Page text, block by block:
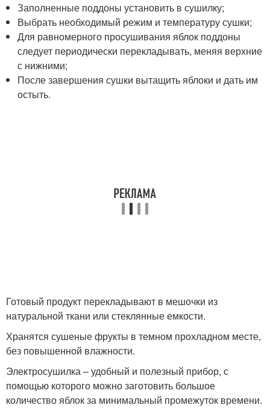
Заполненные поддоны установить в сушилку;
Выбрать необходимый режим и температуру сушки;
Для равномерного просушивания яблок поддоны
следует периодически перекладывать, меняя верхние
с нижними;
После завершения сушки вытащить яблоки и дать им
остыть.
Готовый продукт перекладывают в мешочки из
натуральной ткани или стеклянные емкости.
Хранятся сушеные фрукты в темном прохладном месте,
без повышенной влажности.
Электросушилка – удобный и полезный прибор, с
помощью которого можно заготовить большое
количество яблок за минимальный промежуток времени.